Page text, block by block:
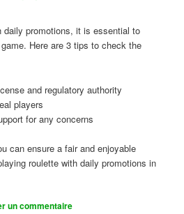
daily promotions, it is essential to
Here are 3 tips to check the
and regulatory authority
players
for any concerns
can ensure a fair and enjoyable
roulette with daily promotions in
un commentaire